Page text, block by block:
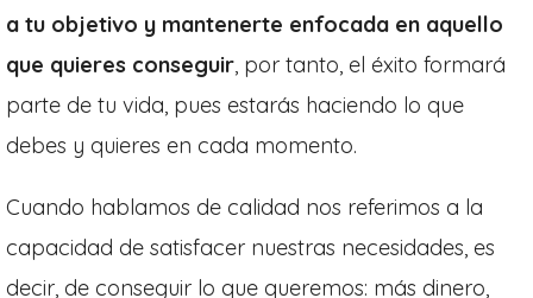
a tu objetivo y mantenerte enfocada en aquello
que quieres conseguir, por tanto, el éxito formará
parte de tu vida, pues estarás haciendo lo que
debes y quieres en cada momento.
Cuando hablamos de calidad nos referimos a la
capacidad de satisfacer nuestras necesidades, es
decir, de conseguir lo que queremos: más dinero,